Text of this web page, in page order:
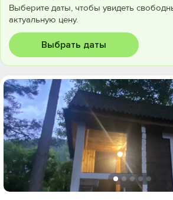
Выберите даты, чтобы увидеть
актуальную цену.
Выбрать даты